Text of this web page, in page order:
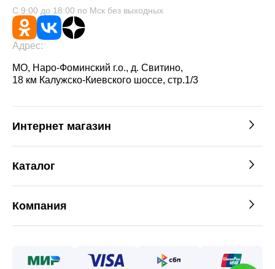
С 9:00 до 18:00 по Мск без выходных
Адрес:
МО, Наро-Фоминский г.о., д. Свитино,
18 км Калужско-Киевского шоссе, стр.1/3
Интернет магазин
Каталог
Компания